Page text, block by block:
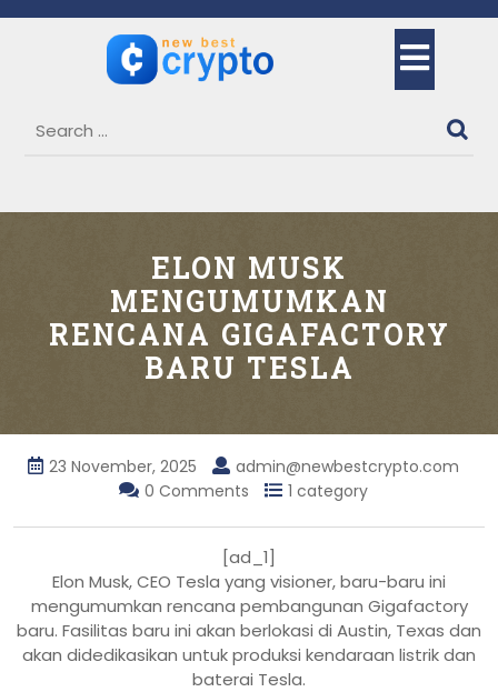
ELON MUSK
MENGUMUMKAN
RENCANA GIGAFACTORY
BARU TESLA
23 November, 2025
admin@newbestcrypto.com
0 Comments
1 category
[ad_1]
Elon Musk, CEO Tesla yang visioner, baru-baru ini
mengumumkan rencana pembangunan Gigafactory
baru. Fasilitas baru ini akan berlokasi di Austin, Texas dan
akan didedikasikan untuk produksi kendaraan listrik dan
baterai Tesla.